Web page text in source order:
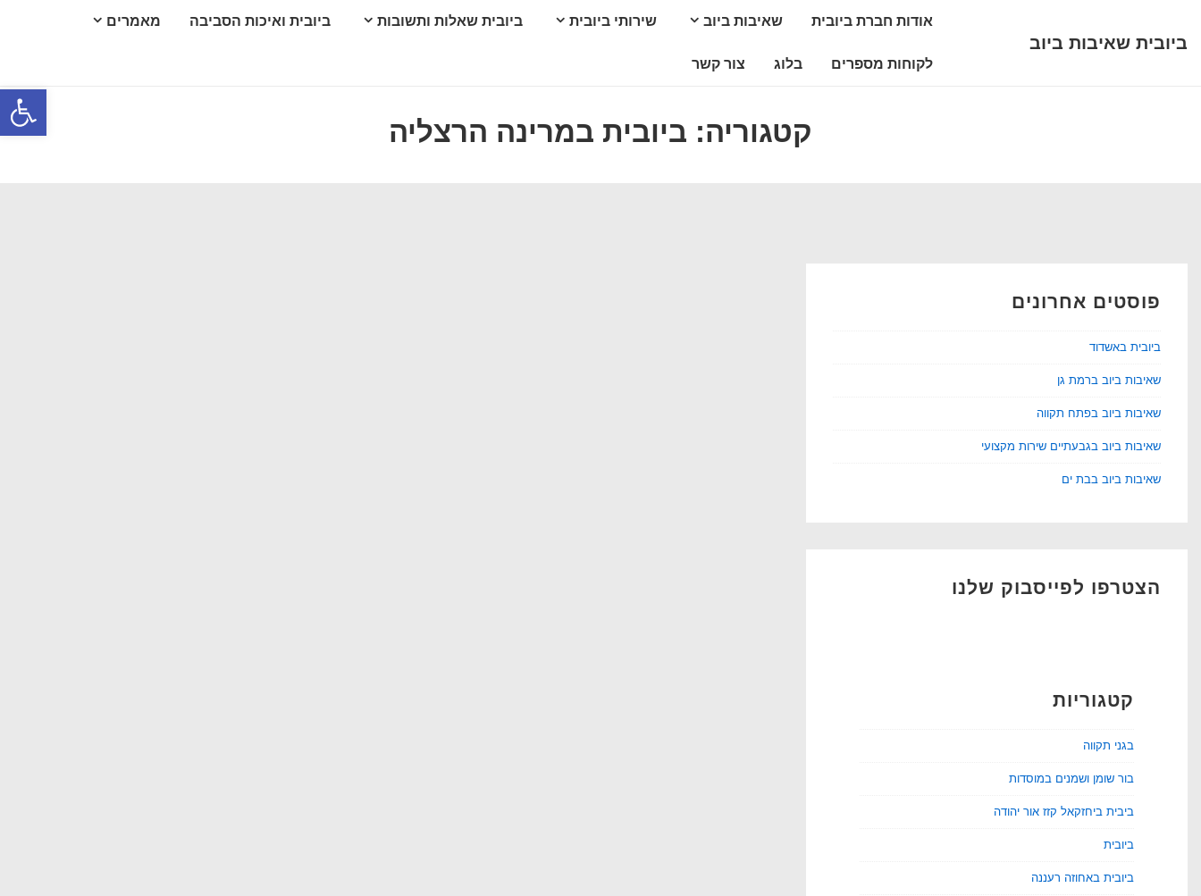
פתח סרגל נגישות
דלגביובית שאיבות ביוב
ניווט
אודות חברת ביובית שאיבות ביוב שירותי ביובית ביובית שאלות ותשובות ביובית ואיכות הסביבה מאמרים
לקוחות מספרים בלוג צור קשר
קטגוריה: ביובית במרינה הרצליה
פוסטים אחרונים
ביובית באשדוד
שאיבות ביוב ברמת גן
שאיבות ביוב בפתח תקווה
שאיבות ביוב בגבעתיים שירות מקצועי
שאיבות ביוב בבת ים
הצטרפו לפייסבוק שלנו
קטגוריות
בגני תקווה
בור שומן ושמנים במוסדות
ביבית ביחזקאל קזז אור יהודה
ביובית
ביובית באחוזה רעננה